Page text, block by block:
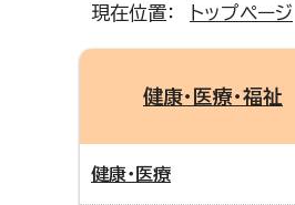
現在位置： トップページ
健康・医療・福祉
健康・医療